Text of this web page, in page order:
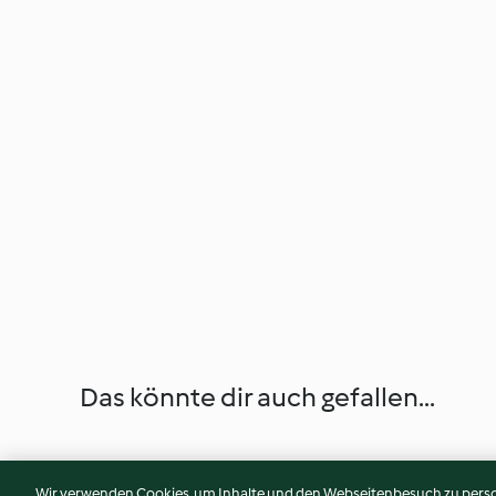
Das könnte dir auch gefallen...